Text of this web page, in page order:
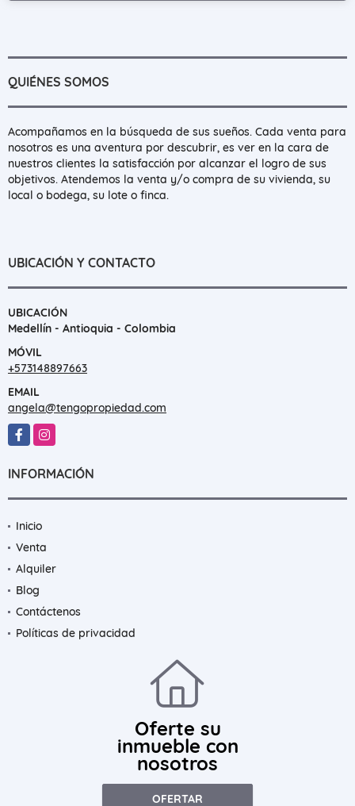
QUIÉNES SOMOS
Acompañamos en la búsqueda de sus sueños. Cada venta para
nosotros es una aventura por descubrir, es ver en la cara de
nuestros clientes la satisfacción por alcanzar el logro de sus
objetivos. Atendemos la venta y/o compra de su vivienda, su
local o bodega, su lote o finca.
UBICACIÓN Y CONTACTO
UBICACIÓN
Medellín - Antioquia - Colombia
MÓVIL
+573148897663
EMAIL
angela@tengopropiedad.com
FacebookInstagram
INFORMACIÓN
Inicio
Venta
Alquiler
Blog
Contáctenos
Políticas de privacidad
Oferte su
inmueble con
nosotros
OFERTAR